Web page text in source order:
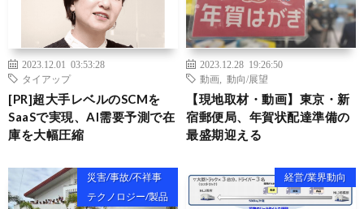
2023.12.01 03:53:28
タイアップ
[PR]超大手レベルのSCMを
SaaSで実現、AI需要予測で在
庫を大幅圧縮
2023.12.28 19:26:50
動画
動向/展望
【現地取材・動画】東京・新
宿郵便局、年賀状配達準備の
最盛期迎える
災害/事故/不祥事
テクノロジー/製品
経営/業界動向